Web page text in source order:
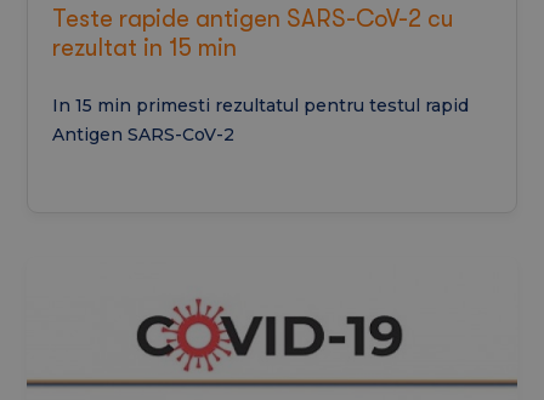
Teste rapide antigen SARS-CoV-2 cu
rezultat in 15 min
In 15 min primesti rezultatul pentru testul rapid
Antigen SARS-CoV-2